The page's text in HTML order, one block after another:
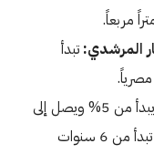
المرشدي: تبدأ
: يمكنك دفع مقدم يبدأ من 5% ويصل إلى
10% وتقسيط باقي المبلغ خلال مدة تبدأ من 6 سنوات